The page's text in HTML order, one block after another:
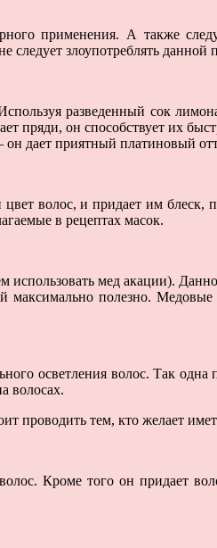
применения. А также
следует злоупотреблять данной
разведенный сок
пряди, он способствует их
дает приятный платиновый
волос, и придает им блеск,
в рецептах масок.
мед акации).
максимально полезно.
осветления волос. Так
волосах.
проводить тем, кто желает
Кроме того он придает